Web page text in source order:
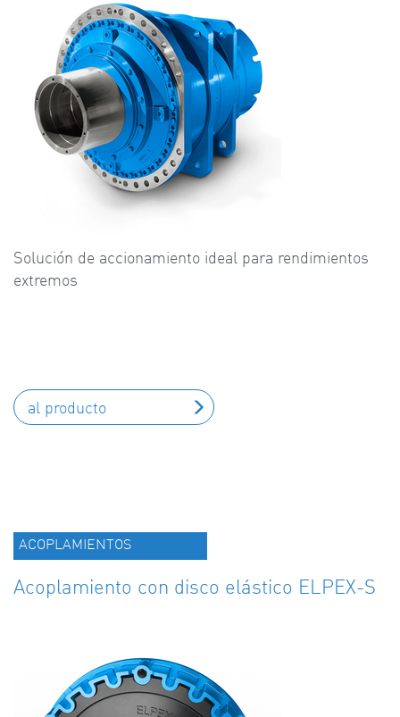
Solución de accionamiento ideal para rendimientos
extremos
al producto
ACOPLAMIENTOS
Acoplamiento con disco elástico ELPEX-S